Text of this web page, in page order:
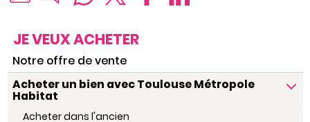
JE VEUX ACHETER
Notre offre de vente
Acheter un bien avec Toulouse Métropole
Habitat
Acheter dans l'ancien